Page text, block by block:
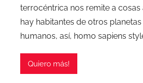
terrocéntrica nos remite a cosas
hay habitantes de otros
humanos, así, homo sapiens
Quiero más!